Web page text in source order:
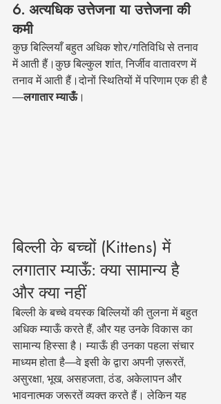
6. अत्यधिक उत्तेजना या उत्तेजना की
कमी
कुछ बिल्लियाँ बहुत अधिक शोर/गतिविधि से तनाव
में आती हैं।कुछ बिल्कुल शांत, निर्जीव वातावरण में
तनाव में आती हैं।दोनों स्थितियों में परिणाम एक ही है
—लगातार म्याऊँ।
बिल्ली के बच्चों (Kittens) में
लगातार म्याऊँ: क्या सामान्य है
और क्या नहीं
बिल्ली के बच्चे वयस्क बिल्लियों की तुलना में बहुत
अधिक म्याऊँ करते हैं, और यह उनके विकास का
सामान्य हिस्सा है। म्याऊँ ही उनका पहला संचार
माध्यम होता है—वे इसी के द्वारा अपनी ज़रूरतें,
असुरक्षा, भूख, असहजता, ठंड, अकेलापन और
भावनात्मक जरूरतें व्यक्त करते हैं। लेकिन यह